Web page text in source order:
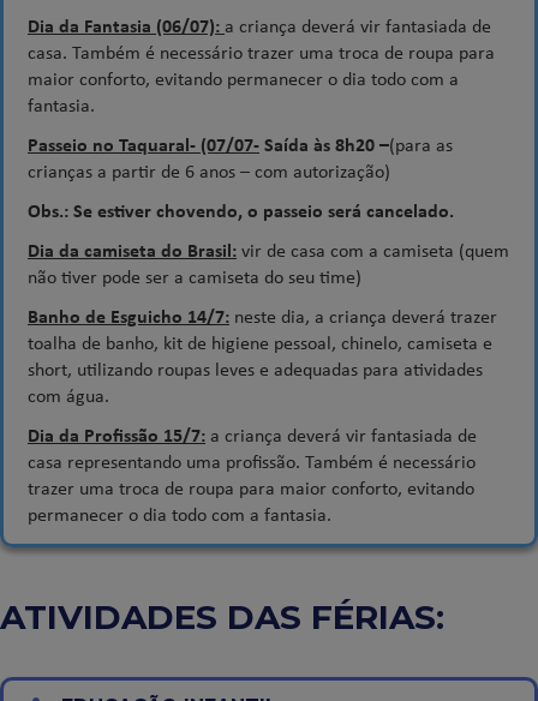
Dia da Fantasia (06/07): a criança deverá vir fantasiada de
casa. Também é necessário trazer uma troca de roupa para
maior conforto, evitando permanecer o dia todo com a
fantasia.
Passeio no Taquaral- (07/07-Saída às 8h20 –(para as
crianças a partir de 6 anos – com autorização)
Obs.: Se estiver chovendo, o passeio será cancelado.
Dia da camiseta do Brasil:vir de casa com a camiseta (quem
não tiver pode ser a camiseta do seu time)
Banho de Esguicho 14/7: neste dia, a criança deverá trazer
toalha de banho, kit de higiene pessoal, chinelo, camiseta e
short, utilizando roupas leves e adequadas para atividades
com água.
Dia da Profissão 15/7: a criança deverá vir fantasiada de
casa representando uma profissão. Também é necessário
trazer uma troca de roupa para maior conforto, evitando
permanecer o dia todo com a fantasia.
ATIVIDADES DAS FÉRIAS: